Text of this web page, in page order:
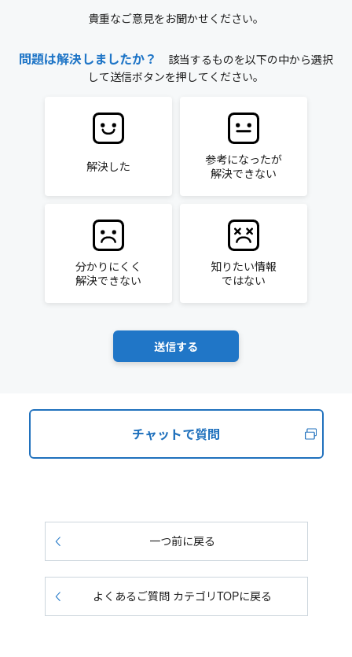
貴重なご意見をお聞かせください。
問題は解決しましたか？
該当するものを以下の中から選択
して送信ボタンを押してください。
解決した
参考になったが
解決できない
分かりにくく
解決できない
知りたい情報
ではない
チャットで質問
一つ前に戻る
よくあるご質問 カテゴリTOPに戻る